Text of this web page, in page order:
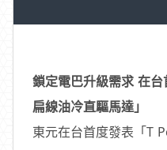
鎖定電巴升級需求 在
扁線油冷直驅馬達」
東元在台首度發表「T